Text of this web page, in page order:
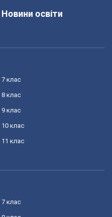
Новини освіти
7 клас
8 клас
9 клас
10 клас
11 клас
7 клас